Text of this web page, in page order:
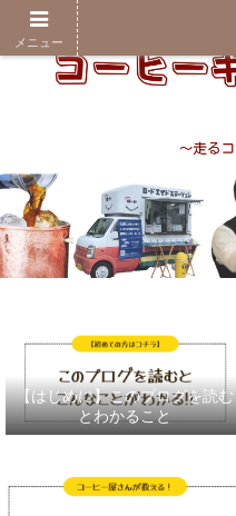
【はじめに】このブログを読む
とわかること
メニュー